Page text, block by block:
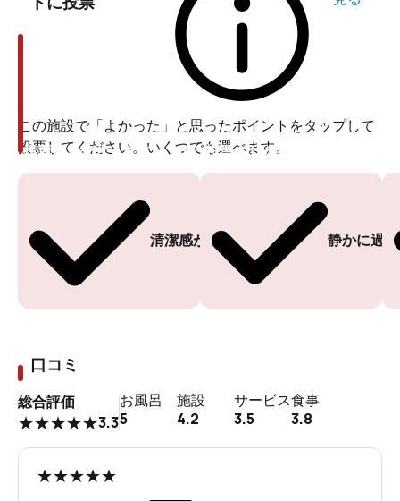
この施設で「よかった」と思ったポイントをタップして
投票してください。いくつでも選べます。
清潔感がある
投票ありがとうございます
静かに過
投票ありがとうございます
口コミ
総合評価
★★★★★3.3
お風呂
5
施設
4.2
サービス
3.5
食事
3.8
★★★★★